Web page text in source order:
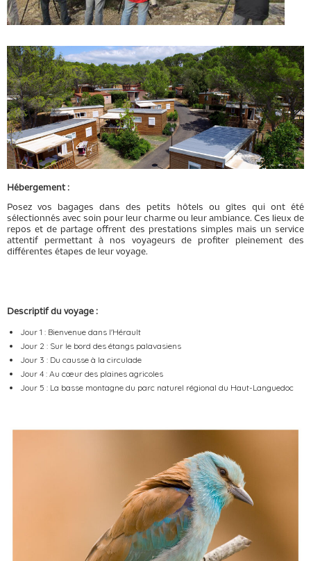
Hébergement :
Posez vos bagages dans des petits hôtels ou gîtes qui ont été
sélectionnés avec soin pour leur charme ou leur ambiance. Ces lieux de
repos et de partage offrent des prestations simples mais un service
attentif permettant à nos voyageurs de profiter pleinement des
différentes étapes de leur voyage.
Descriptif du voyage :
Jour 1 : Bienvenue dans l'Hérault
Jour 2 : Sur le bord des étangs palavasiens
Jour 3 : Du causse à la circulade
Jour 4 : Au cœur des plaines agricoles
Jour 5 : La basse montagne du parc naturel régional du Haut-Languedoc